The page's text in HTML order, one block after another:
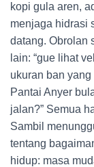
kopi gula aren,
menjaga hidrasi
datang. Obrolan
lain: “gue lihat
ukuran ban yang
Pantai Anyer
jalan?” Semua
Sambil
tentang
hidup: masa